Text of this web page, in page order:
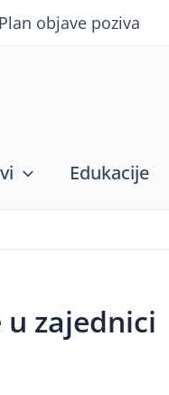
Plan objave poziva
Edukacije
zajednici